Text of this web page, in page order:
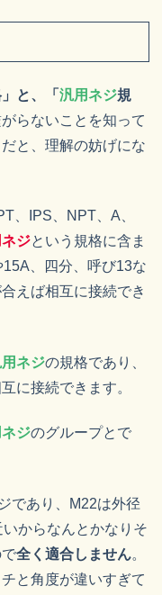
と、「 汎用ネジ規
らないことを知って
と、理解の妨げにな
、IPS、NPT、A、
ジという規格に含ま
、四分、呼び13な
えば相互に接続でき
ネジの規格であり、
に接続できます。
ジのグループとで
であり、M22は外径
からなんとかなりそ
全く適合しません。
と角度が違いすぎて